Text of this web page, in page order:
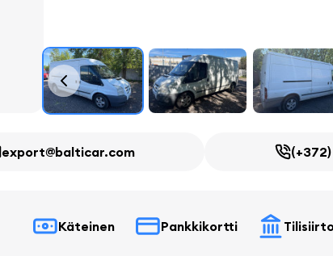
export@balticar.com (+372)
Käteinen Pankkikortti